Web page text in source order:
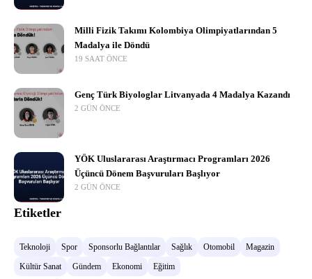
Milli Fizik Takımı Kolombiya Olimpiyatlarından 5
Madalya ile Döndü
19 SAAT ÖNCE
Genç Türk Biyologlar Litvanyada 4 Madalya Kazandı
2 GÜN ÖNCE
YÖK Uluslararası Araştırmacı Programları 2026
Üçüncü Dönem Başvuruları Başlıyor
2 GÜN ÖNCE
Etiketler
Teknoloji Spor Sponsorlu Bağlantılar Sağlık Otomobil
Magazin
Kültür Sanat
Gündem Ekonomi Eğitim